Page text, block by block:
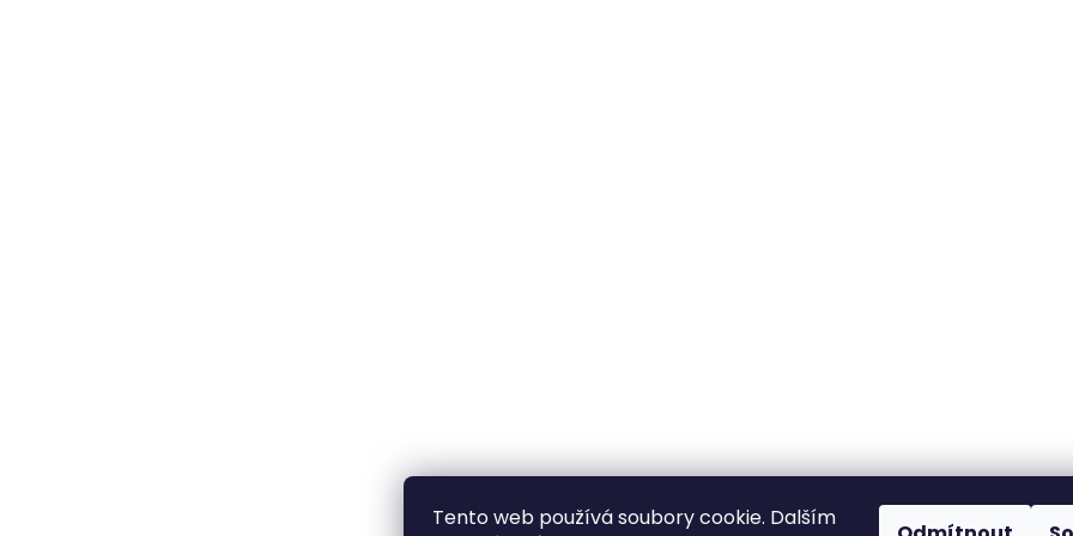
Tento web používá soubory cookie. Dalším